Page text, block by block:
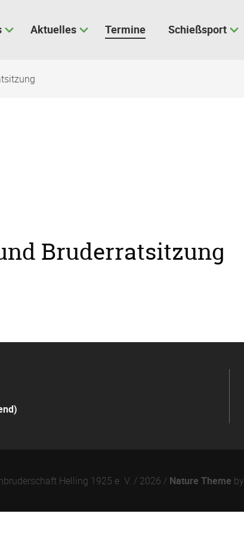
Aktuelles Termine Schießsport
Bruderratsitzung
Helling 1925 e. V. / 2026 / Nature Theme by